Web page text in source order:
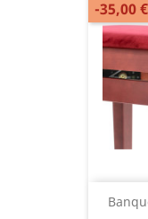
-35,00 €